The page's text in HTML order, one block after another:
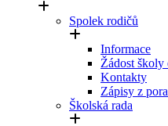
Spolek rodičů
Informace
Žádost školy
Kontakty
Zápisy z
Školská rada